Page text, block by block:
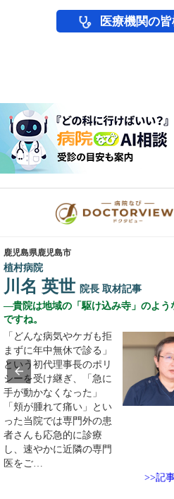
医療機関の
鹿児島県鹿児島市
植村病院
川名 英世 院長 取材記事
貴院は地域の「駆け込み寺」のよう
ですね。
「どんな病気やケガも拒
まずに年中無休で診る」
という初代理事長のポリ
シーを受け継ぎ、「急に
手が動かなくなった」
「頬が腫れて痛い」とい
った当院では専門外の患
者さんも応急的に診療
し、速やかに近隣の専門
医をご…
>>記